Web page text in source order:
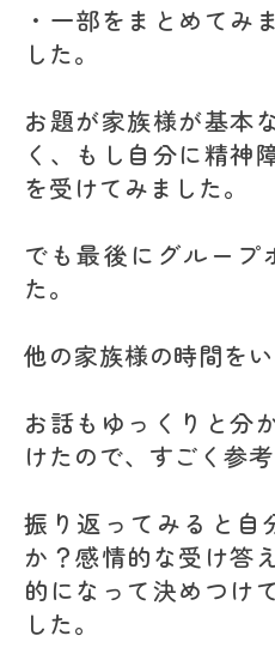
・一部をまとめてみ
した。
お題が家族様が基本
く、もし自分に精神
を受けてみました。
でも最後にグループ
た。
他の家族様の時間を
お話もゆっくりと分
けたので、すごく参
振り返ってみると自
か？感情的な受け答
的になって決めつけ
した。